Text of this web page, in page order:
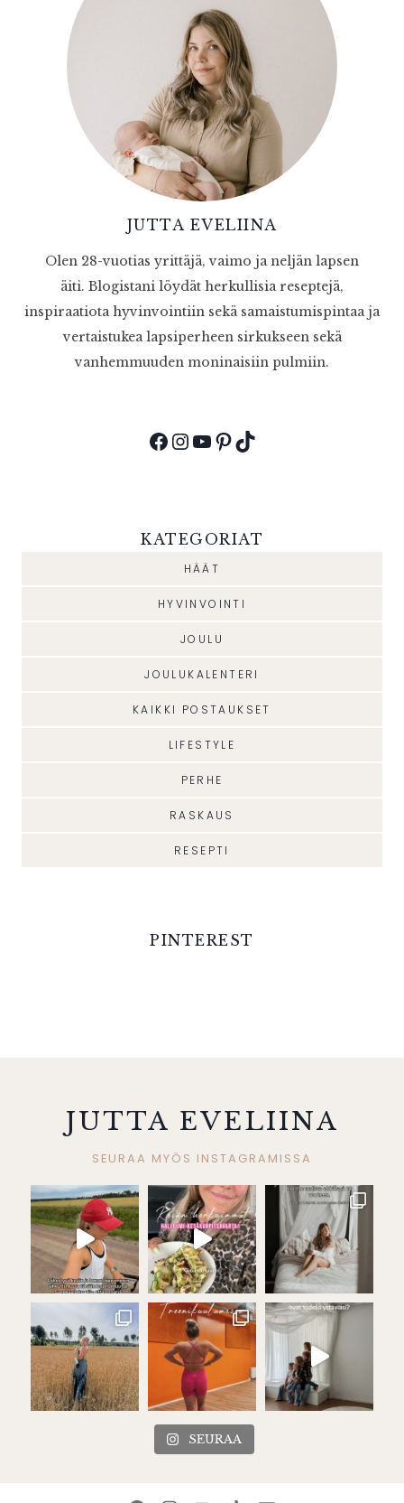
JUTTA EVELIINA
Olen 28-vuotias yrittäjä, vaimo ja neljän lapsen
äiti. Blogistani löydät herkullisia reseptejä,
inspiraatiota hyvinvointiin sekä samaistumispintaa ja
vertaistukea lapsiperheen sirkukseen sekä
vanhemmuuden moninaisiin pulmiin.
Facebook
Instagram
YouTube
Pinterest
TikTok
KATEGORIAT
HÄÄT
HYVINVOINTI
JOULU
JOULUKALENTERI
KAIKKI POSTAUKSET
LIFESTYLE
PERHE
RASKAUS
RESEPTI
PINTEREST
JUTTA EVELIINA
SEURAA MYÖS INSTAGRAMISSA
SEURAA